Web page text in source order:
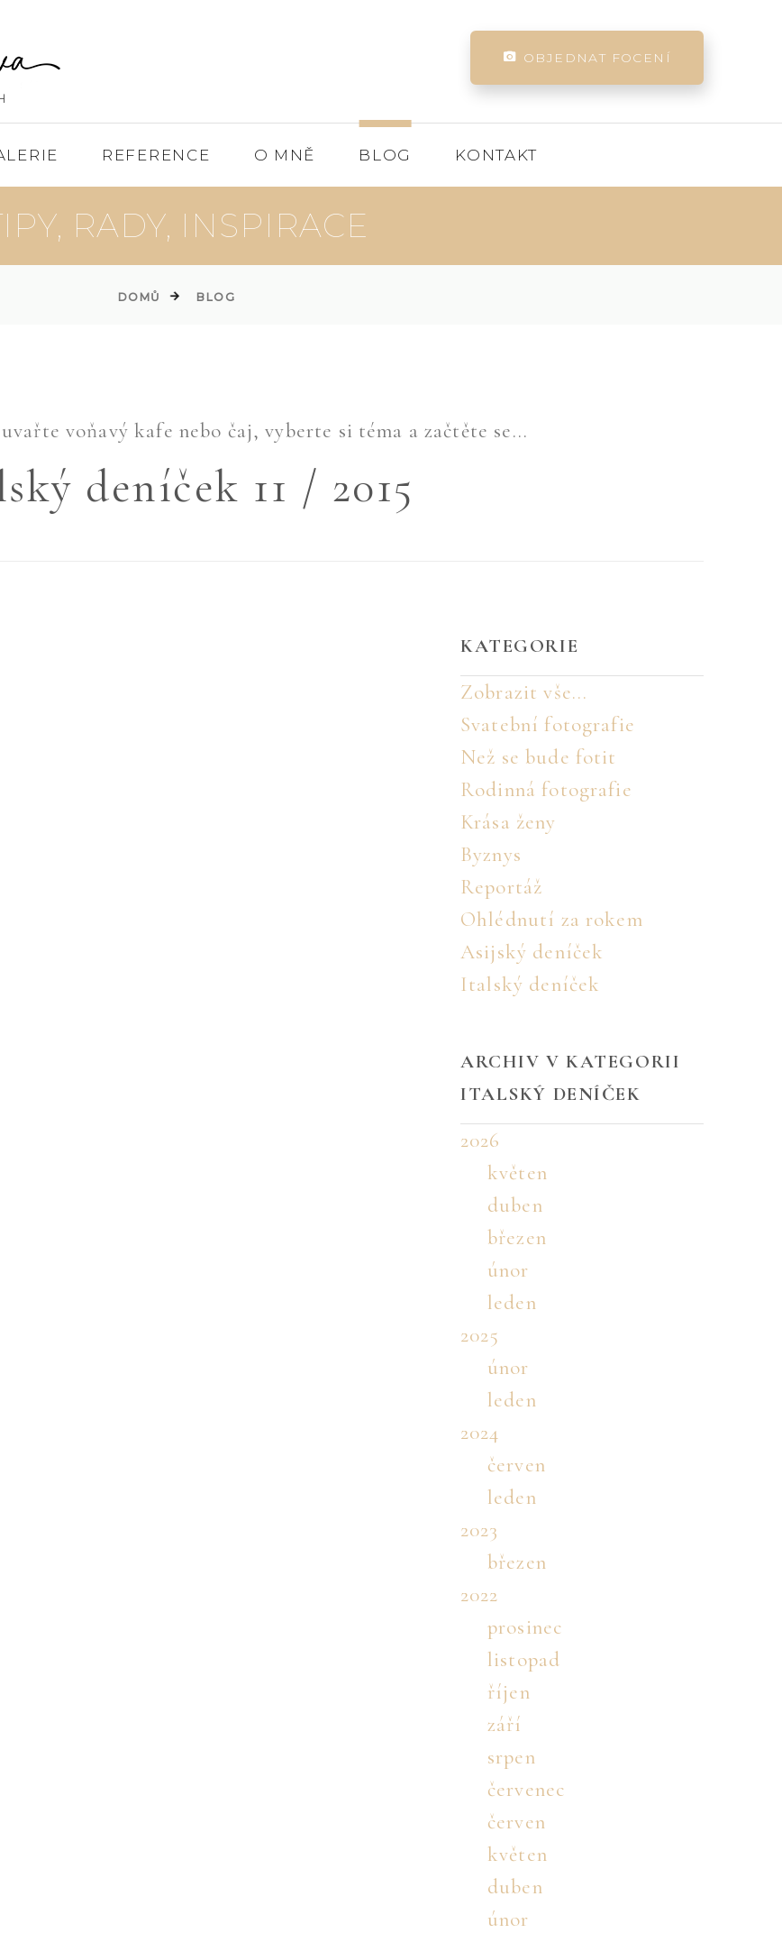
OBJEDNAT FOCENÍ
REFERENCE O MNĚ BLOG KONTAKT
RADY, INSPIRACE
DOMŮ BLOG
voňavý kafe nebo čaj, vyberte si téma a začtěte se...
deníček 11 / 2015
KATEGORIE
Zobrazit vše...
Svatební fotografie
Než se bude fotit
Rodinná fotografie
Krása ženy
Byznys
Reportáž
Ohlédnutí za rokem
Asijský deníček
Italský deníček
ARCHIV V KATEGORII
ITALSKÝ DENÍČEK
2026
květen
duben
březen
únor
leden
2025
únor
leden
2024
červen
leden
2023
březen
2022
prosinec
listopad
říjen
září
srpen
červenec
červen
květen
duben
únor